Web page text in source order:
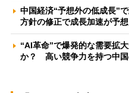
中国経済“予想外の低成長”
方針の修正で成長加速が予
“AI革命”で爆発的な需要拡
か？ 高い競争力を持つ中